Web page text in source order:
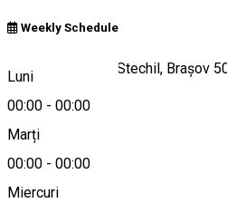
Weekly Schedule
Luni
00:00 - 00:00
Marți
00:00 - 00:00
Miercuri
Strada Poiana lui Stechil, Brașov
Hartă